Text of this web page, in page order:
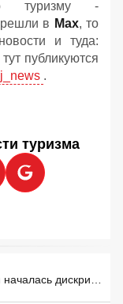
туризму -
в Мах, то
и туда:
публикуются
.
туризма
В отелях Турции началась дискриминация туристов по имущественному цензу